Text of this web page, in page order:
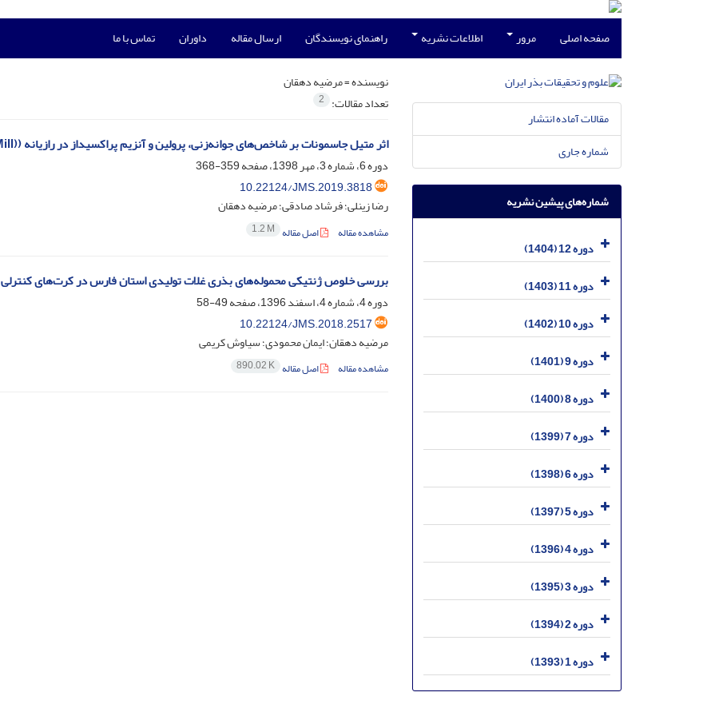
صفحه اصلی مرور اطلاعات نشریه راهنمای نویسندگان ارسال مقاله داوران تماس با ما
نویسنده =مرضیه دهقان
تعداد مقالات: 2
اثر متیل جاسمونات بر شاخص‌های جوانه‌زنی، پرولین و آنزیم پراکسیداز در رازیانه ((Foeniculum vulgare Mill تحت تنش کلرید سدیم
دوره 6، شماره 3، مهر 1398، صفحه
359-368
10.22124/JMS.2019.3818
رضا زینلی؛ فرشاد صادقی؛ مرضیه دهقان
مشاهده مقاله اصل مقاله 1.2 M
بررسی خلوص ژنتیکی محموله‌های بذری غلات تولیدی استان فارس در کرت‌های کنترلی
دوره 4، شماره 4، اسفند 1396، صفحه
49-58
10.22124/JMS.2018.2517
مرضیه دهقان؛ ایمان محمودی؛ سیاوش کریمی
مشاهده مقاله اصل مقاله 890.02 K
مقالات آماده انتشار
شماره جاری
شماره‌های پیشین نشریه
دوره 12 (1404)
دوره 11 (1403)
دوره 10 (1402)
دوره 9 (1401)
دوره 8 (1400)
دوره 7 (1399)
دوره 6 (1398)
دوره 5 (1397)
دوره 4 (1396)
دوره 3 (1395)
دوره 2 (1394)
دوره 1 (1393)